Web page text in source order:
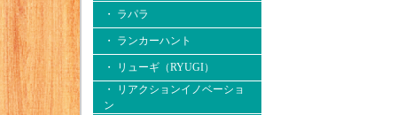
・ ラパラ
・ ランカーハント
・ リューギ（RYUGI）
・ リアクションイノベーショ
ン